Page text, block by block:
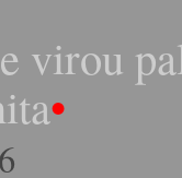
virou
•